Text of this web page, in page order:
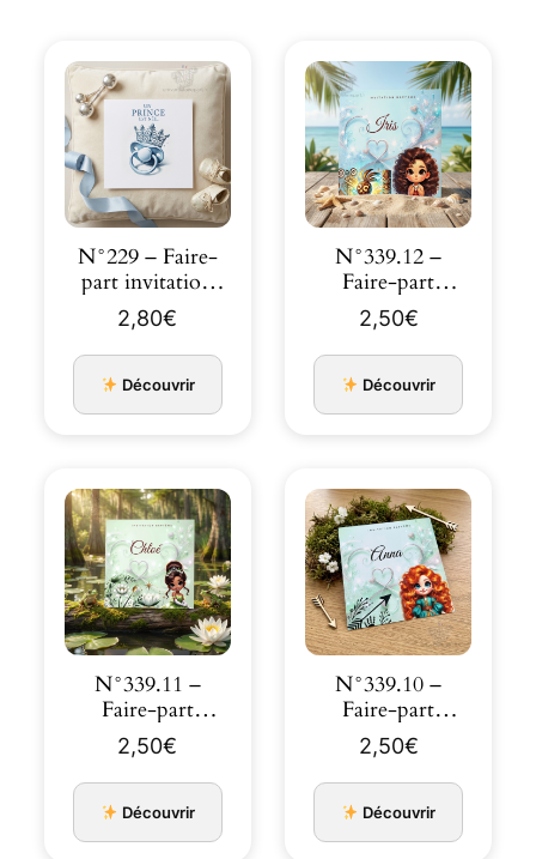
N°229 – Faire-
part invitation
Prince château
bleu
2,80€
Découvrir
N°339.12 –
Faire-part
invitation
Princesses de c…
2,50€
Découvrir
N°339.11 –
Faire-part
invitation
Princesses de c…
2,50€
Découvrir
N°339.10 –
Faire-part
invitation
Princesses de c…
2,50€
Découvrir